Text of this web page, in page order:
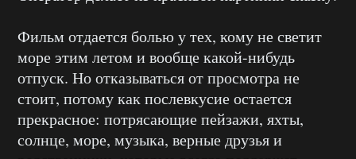
Фильм отдается болью у тех, кому не светит
море этим летом и вообще какой-нибудь
отпуск. Но отказываться от просмотра не
стоит, потому как послевкусие остается
прекрасное: потрясающие пейзажи, яхты,
солнце, море, музыка, верные друзья и